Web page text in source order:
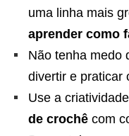
uma linha mais
aprender como
Não tenha medo
divertir e praticar
Use a
de crochê com